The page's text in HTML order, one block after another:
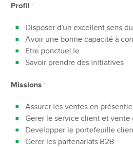
Profil :
Disposer d'un excellent sens
Avoir une bonne capacité à
Etre ponctuel.le
Savoir prendre des initiatives
Missions :
Assurer les ventes en
Gerer le service client et vente
Developper le portefeuille
Gerer les partenariats B2B